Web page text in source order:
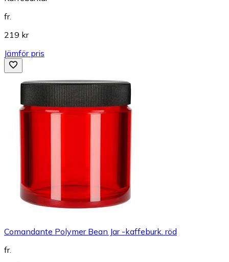
fr.
219 kr
Jämför pris
Comandante Polymer Bean Jar -kaffeburk. röd
fr.